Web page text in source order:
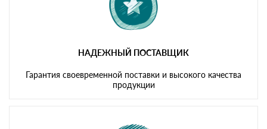
НАДЕЖНЫЙ ПОСТАВЩИК
Гарантия своевременной поставки и высокого качества
продукции